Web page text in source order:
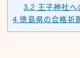
3.2 王子神社へ
4 徳島県の合格祈